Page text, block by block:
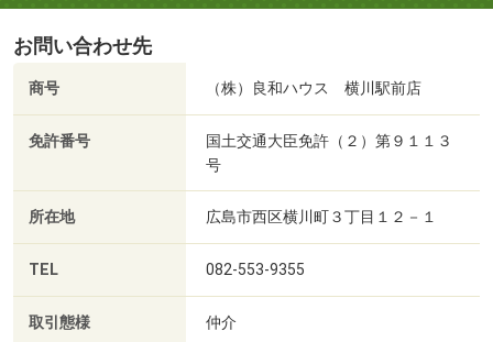
お問い合わせ先
商号 （株）良和ハウス 横川駅前店
免許番号
国土交通大臣免許（２）第９１１３
号
所在地 広島市西区横川町３丁目１２－１
TEL 082-553-9355
取引態様 仲介